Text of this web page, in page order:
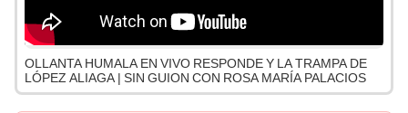
OLLANTA HUMALA EN VIVO RESPONDE Y LA TRAMPA DE
LÓPEZ ALIAGA | SIN GUION CON ROSA MARÍA PALACIOS